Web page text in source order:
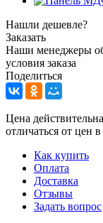
Нашли дешевле?
Заказать
Наши менеджеры
условия заказа
Поделиться
Цена
отличаться от цен
Как купить
Оплата
Доставка
Отзывы
Задать вопрос